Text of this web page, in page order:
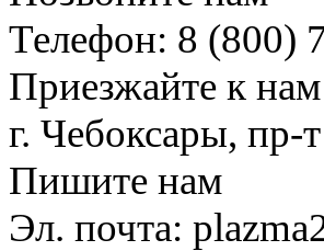
Телефон: 8 (800)
Приезжайте к нам
г. Чебоксары, пр-
Пишите нам
Эл. почта: